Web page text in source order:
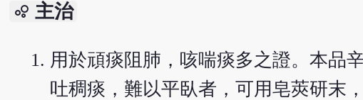
bubble_chart 主治
用於頑痰阻肺，咳喘痰多之證。本品
吐稠痰，難以平臥者，可用皂莢研末